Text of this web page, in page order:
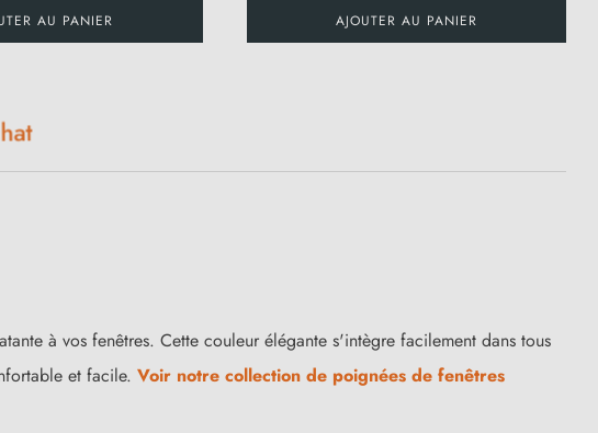
AU PANIER AJOUTER AU PANIER
à vos fenêtres. Cette couleur élégante s'intègre facilement dans tous
et facile. Voir notre collection de poignées de fenêtres